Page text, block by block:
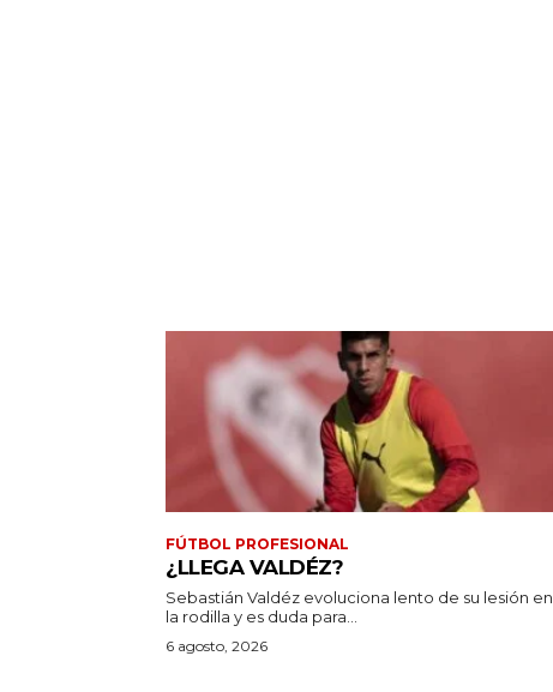
FÚTBOL PROFESIONAL
¿LLEGA VALDÉZ?
Sebastián Valdéz evoluciona lento de su lesión en
la rodilla y es duda para...
6 agosto, 2026